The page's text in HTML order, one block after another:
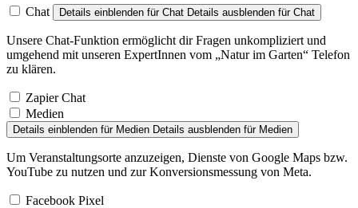
Chat Details einblenden für Chat Details ausblenden für Chat
Unsere Chat-Funktion ermöglicht dir Fragen unkompliziert und
umgehend mit unseren ExpertInnen vom „Natur im Garten“ Telefon
zu klären.
Zapier Chat
Medien
Details einblenden für Medien Details ausblenden für Medien
Um Veranstaltungsorte anzuzeigen, Dienste von Google Maps bzw.
YouTube zu nutzen und zur Konversionsmessung von Meta.
Facebook Pixel